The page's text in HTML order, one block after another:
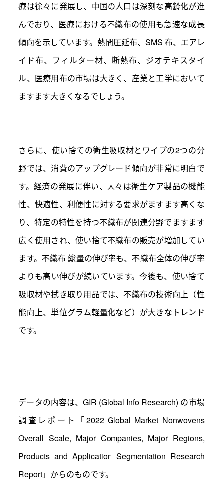
療は徐々に発展し、中国の人口は深刻な高齢化が進
んでおり、医療における不織布の使用も急速な成長
傾向を示しています。熱間圧延布、SMS 布、エアレ
イド布、フィルター材、断熱布、ジオテキスタイ
ル、医療用布の市場は大きく、産業と工学において
ますます大きくなるでしょう。
さらに、使い捨ての衛生吸収材とワイプの2つの分
野では、消費のアップグレード傾向が非常に明白で
す。経済の発展に伴い、人々は衛生ケア製品の機能
性、快適性、利便性に対する要求がますます高くな
り、特定の特性を持つ不織布が関連分野でますます
広く使用され、使い捨て不織布の販売が増加してい
ます。不織布 総量の伸び率も、不織布全体の伸び率
よりも高い伸びが続いています。今後も、使い捨て
吸収材や拭き取り用品では、不織布の技術向上（性
能向上、単位グラム軽量化など）が大きなトレンド
です。
データの内容は、GIR (Global Info Research) の市場
調査レポート「2022 Global Market Nonwovens
Overall Scale, Major Companies, Major Regions,
Products and Application Segmentation Research
Report」からのものです。